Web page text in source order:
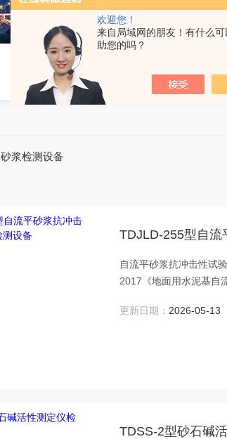
欢迎您！
来自局域网的朋友！有什么可
助您的吗？
砂浆检测设备
TDJLD-255型自流
自流平砂浆抗冲击性试
2017《地面用水泥基自
更新日期： 2026-05-13
TDSS-2型砂石碱